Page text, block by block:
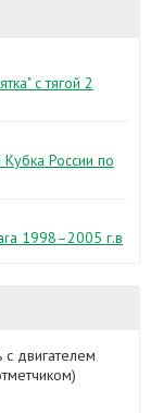
с тягой 2
России по
1998–2005 г.в
двигателем